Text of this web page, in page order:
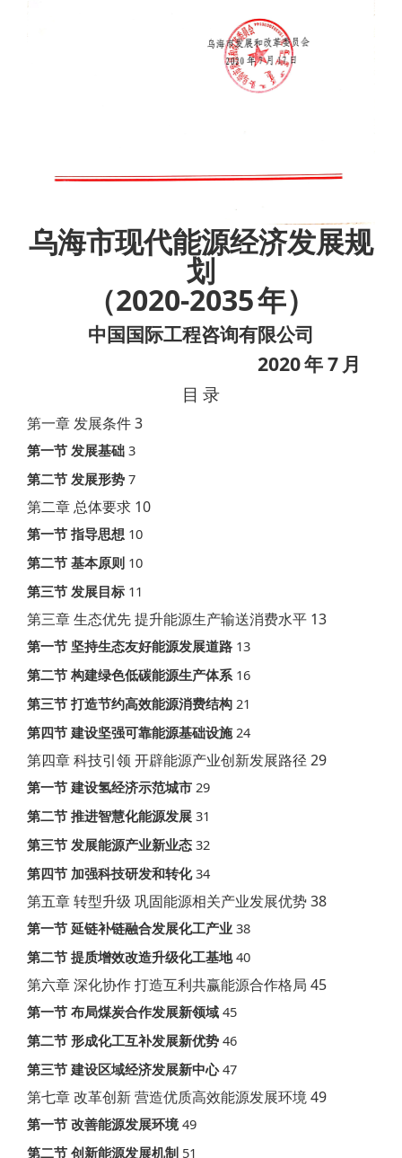
乌海市现代能源经济发展规
划
（2020-2035年）
中国国际工程咨询有限公司
2020年 7 月
目 录
第一章 发展条件 3
第一节 发展基础 3
第二节 发展形势 7
第二章 总体要求 10
第一节 指导思想 10
第二节 基本原则 10
第三节 发展目标 11
第三章 生态优先 提升能源生产输送消费水平 13
第一节 坚持生态友好能源发展道路 13
第二节 构建绿色低碳能源生产体系 16
第三节 打造节约高效能源消费结构 21
第四节 建设坚强可靠能源基础设施 24
第四章 科技引领 开辟能源产业创新发展路径 29
第一节 建设氢经济示范城市 29
第二节 推进智慧化能源发展 31
第三节 发展能源产业新业态 32
第四节 加强科技研发和转化 34
第五章 转型升级 巩固能源相关产业发展优势 38
第一节 延链补链融合发展化工产业 38
第二节 提质增效改造升级化工基地 40
第六章 深化协作 打造互利共赢能源合作格局 45
第一节 布局煤炭合作发展新领域 45
第二节 形成化工互补发展新优势 46
第三节 建设区域经济发展新中心 47
第七章 改革创新 营造优质高效能源发展环境 49
第一节 改善能源发展环境 49
第二节 创新能源发展机制 51